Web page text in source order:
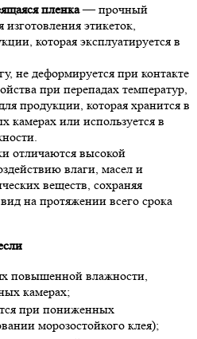
пленка— прочный
этикеток,
которая эксплуатируется в
не деформируется при контакте
при перепадах температур,
продукции, которая хранится в
камерах или используется в
отличаются высокой
влаги, масел и
веществ, сохраняя
на протяжении всего срока
повышенной влажности,
камерах;
при пониженных
морозостойкого клея);